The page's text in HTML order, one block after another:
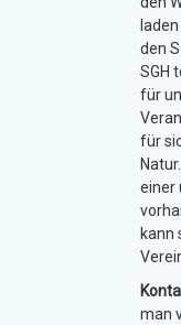
den
SGH
für
für
einer
kann
man